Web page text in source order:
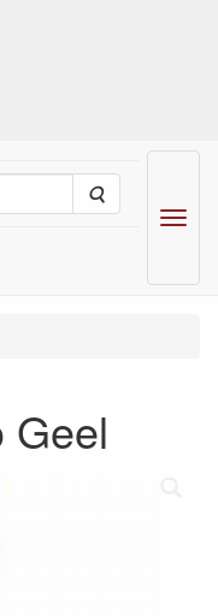
Zoeken
Menu
Geel